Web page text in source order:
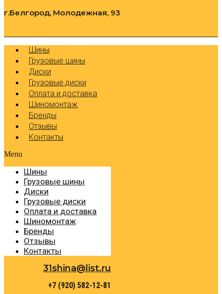
г.Белгород, Молодежная, 93
Шины
Грузовые шины
Диски
Грузовые диски
Оплата и доставка
Шиномонтаж
Бренды
Отзывы
Контакты
Menu
Шины
Грузовые шины
Диски
Грузовые диски
Оплата и доставка
Шиномонтаж
Бренды
Отзывы
Контакты
31shina@list.ru
+7 (920) 582-12-81